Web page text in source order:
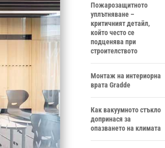
Пожарозащитното
уплътняване –
критичният детайл,
който често се
подценява при
строителството
Монтаж на интериорна
врата Gradde
Как вакуумното стъкло
допринася за
опазването на климата